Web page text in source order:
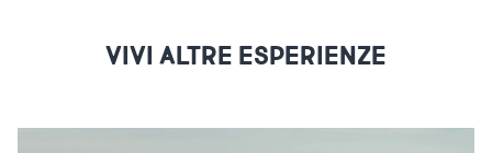
VIVI ALTRE ESPERIENZE